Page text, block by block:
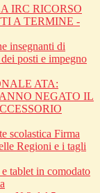
IRC RICORSO
A TERMINE -
insegnanti di
posti e impegno
ATA:
NEGATO IL
scolastica Firma
Regioni e i tagli
tablet in comodato